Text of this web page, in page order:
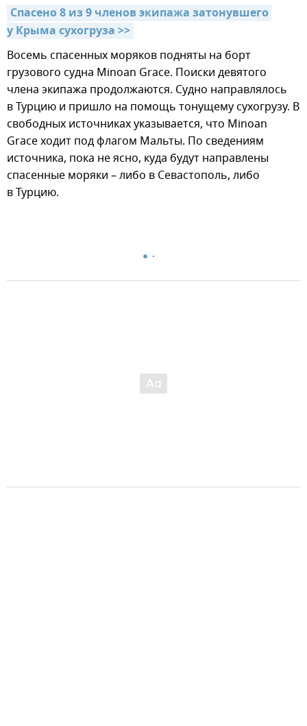
Спасено 8 из 9 членов экипажа затонувшего
у Крыма сухогруза >>
Восемь спасенных моряков подняты на борт
грузового судна Minoan Grace. Поиски девятого
члена экипажа продолжаются. Судно направлялось
в Турцию и пришло на помощь тонущему сухогрузу. В
свободных источниках указывается, что Minoan
Grace ходит под флагом Мальты. По сведениям
источника, пока не ясно, куда будут направлены
спасенные моряки – либо в Севастополь, либо
в Турцию.